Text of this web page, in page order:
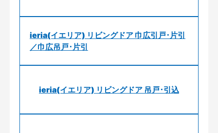
ieria(イエリア) リビングドア 巾広引戸･片引
／巾広吊戸･片引
ieria(イエリア) リビングドア 吊戸･引込